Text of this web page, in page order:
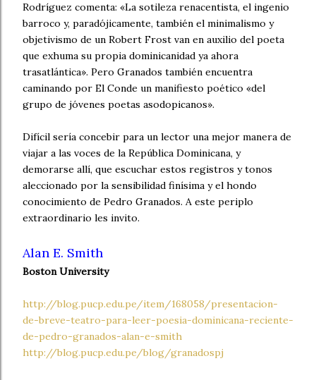
Rodríguez comenta: «La sotileza renacentista, el ingenio
barroco y, paradójicamente, también el minimalismo y
objetivismo de un Robert Frost van en auxilio del poeta
que exhuma su propia dominicanidad ya ahora
trasatlántica». Pero Granados también encuentra
caminando por El Conde un manifiesto poético «del
grupo de jóvenes poetas asodopicanos».
Difícil sería concebir para un lector una mejor manera de
viajar a las voces de la República Dominicana, y
demorarse allí, que escuchar estos registros y tonos
aleccionado por la sensibilidad finísima y el hondo
conocimiento de Pedro Granados. A este periplo
extraordinario les invito.
Alan E. Smith
Boston University
http://blog.pucp.edu.pe/item/168058/presentacion-
de-breve-teatro-para-leer-poesia-dominicana-reciente-
de-pedro-granados-alan-e-smith
http://blog.pucp.edu.pe/blog/granadospj